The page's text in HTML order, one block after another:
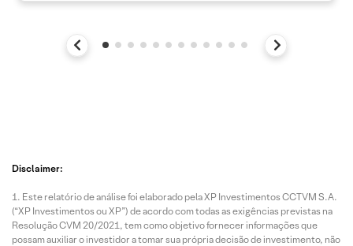
Disclaimer:
Este relatório de análise foi elaborado pela XP Investimentos CCTVM S.A.
(“XP Investimentos ou XP”) de acordo com todas as exigências previstas na
Resolução CVM 20/2021, tem como objetivo fornecer informações que
possam auxiliar o investidor a tomar sua própria decisão de investimento, não